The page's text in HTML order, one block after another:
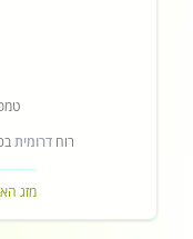
רוחדרומית
מזג